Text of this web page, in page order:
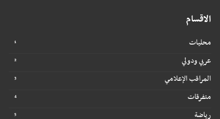
الاقسام
محليات
عربي ودولي
المراقب الإعلامي
متفرقات
رياضة